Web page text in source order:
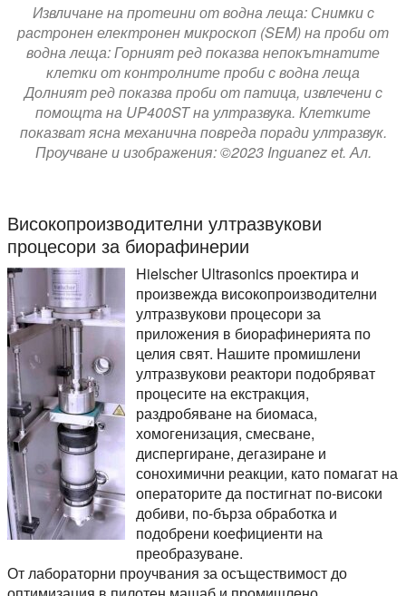
Извличане на протеини от водна леща: Снимки с
растронен електронен микроскоп (SEM) на проби от
водна леща: Горният ред показва непокътнатите
клетки от контролните проби с водна леща
Долният ред показва проби от патица, извлечени с
помощта на UP400ST на ултразвука. Клетките
показват ясна механична повреда поради ултразвук.
Проучване и изображения: ©2023 Inguanez et. Ал.
Високопроизводителни ултразвукови
процесори за биорафинерии
Hielscher Ultrasonics проектира и
произвежда високопроизводителни
ултразвукови процесори за
приложения в биорафинерията по
целия свят. Нашите промишлени
ултразвукови реактори подобряват
процесите на екстракция,
раздробяване на биомаса,
хомогенизация, смесване,
диспергиране, дегазиране и
сонохимични реакции, като помагат на
операторите да постигнат по-високи
добиви, по-бърза обработка и
подобрени коефициенти на
преобразуване.
От лабораторни проучвания за осъществимост до